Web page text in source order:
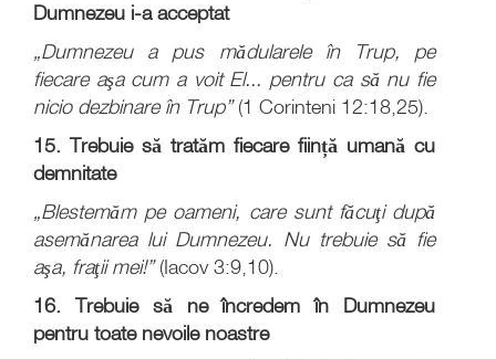
Dumnezeu i-a acceptat
„Dumnezeu a pus mădularele în Trup, pe
fiecare aşa cum a voit El... pentru ca să nu fie
nicio dezbinare în Trup”(1 Corinteni 12:18,25).
15. Trebuie să tratăm fiecare ființă umană cu
demnitate
„Blestemăm pe oameni, care sunt făcuţi după
asemănarea lui Dumnezeu. Nu trebuie să fie
aşa, fraţii mei!”(Iacov 3:9,10).
16. Trebuie să ne încredem în Dumnezeu
pentru toate nevoile noastre